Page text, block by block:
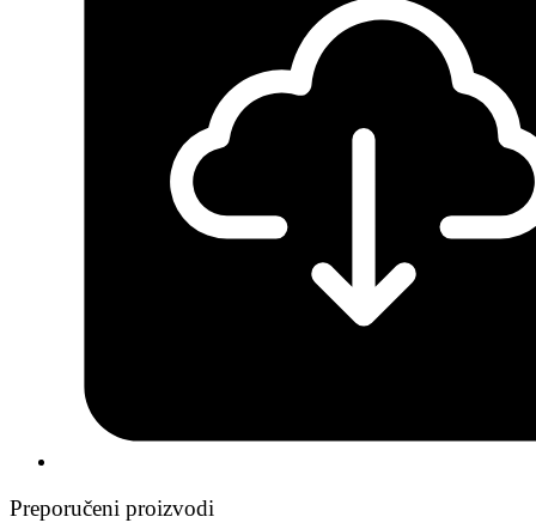
Preporučeni proizvodi